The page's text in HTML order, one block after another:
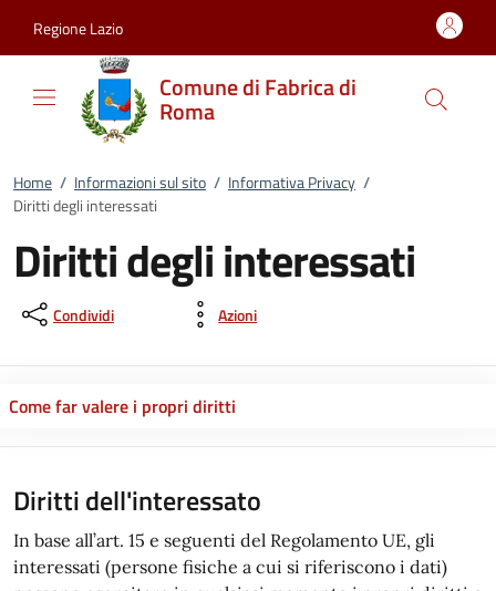
Regione Lazio
Comune di Fabrica di
Roma
Home / Informazioni sul sito / Informativa Privacy /
Diritti degli interessati
Diritti degli interessati
Condividi Azioni
Come far valere i propri diritti
Diritti dell'interessato
In base all’art. 15 e seguenti del Regolamento UE, gli
interessati (persone fisiche a cui si riferiscono i dati)